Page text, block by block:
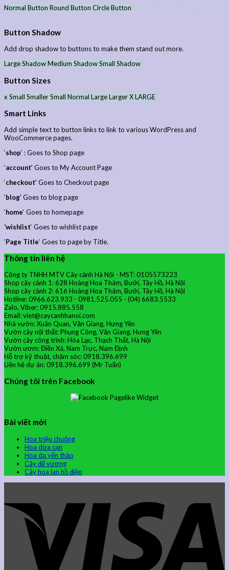
Normal Button Round Button Circle Button
Button Shadow
Add drop shadow to buttons to make them stand out more.
Large ShadowMedium ShadowSmall Shadow
Button Sizes
x Small SmallerSmall Normal LargeLargerX LARGE
Smart Links
Add simple text to button links to link to various WordPress and
WooCommerce pages.
‘shop‘ : Goes to Shop page
‘account’ Goes to My Account Page
‘checkout’ Goes to Checkout page
‘blog’ Goes to blog page
‘home‘ Goes to homepage
‘wishlist‘ Goes to wishlist page
‘Page Title‘ Goes to page by Title.
Thông tin liên hệ
Công ty TNHH MTV Cây cảnh Hà Nội - MST: 0105573223
Shop cây cảnh 1: 628 Hoàng Hoa Thám, Bưởi, Tây Hồ, Hà Nội
Shop cây cảnh 2: 616 Hoàng Hoa Thám, Bưởi, Tây Hồ, Hà Nội
Hotline: 0966.623.933 - 0981.525.055 - (04) 6683.5533
Zalo, Viber: 0915.885.558
Email: viet@caycanhhanoi.com
Nhà vườn: Xuân Quan, Văn Giang, Hưng Yên
Vườn cây nội thất: Phụng Công, Văn Giang, Hưng Yên
Vườn cây công trình: Hòa Lạc, Thạch Thất, Hà Nội
Vườn ươm: Điền Xá, Nam Trực, Nam Định
Hỗ trợ kỹ thuật, chăm sóc: 0918.396.699
Liên hệ dự án: 0918.396.699 (Mr Tuấn)
Chúng tôi trên Facebook
Bài viết mới
Hoa triệu chuông
Hoa dừa cạn
Hoa dạ yến thảo
Cây đế vương
Cây hoa lan hồ điệp